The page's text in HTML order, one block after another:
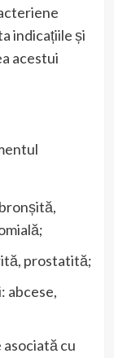
indicațiile și
acestui
prostatită;
abcese,
cu